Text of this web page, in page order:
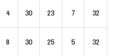
4 30 23 7 32
8 30 25 5 32